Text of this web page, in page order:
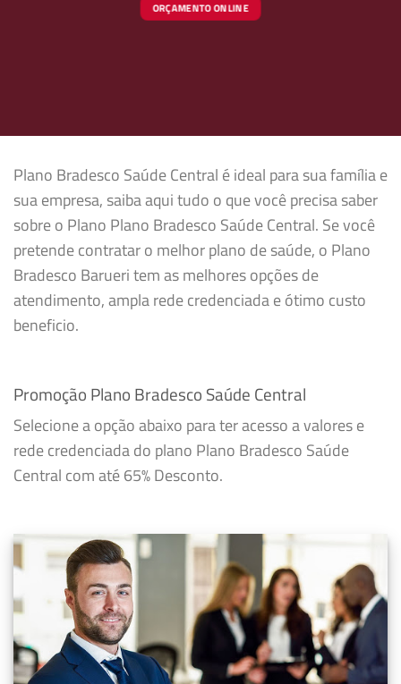
ORÇAMENTO ONLINE
Plano Bradesco Saúde Central é ideal para sua família e
sua empresa, saiba aqui tudo o que você precisa saber
sobre o Plano Plano Bradesco Saúde Central. Se você
pretende contratar o melhor plano de saúde, o Plano
Bradesco Barueri tem as melhores opções de
atendimento, ampla rede credenciada e ótimo custo
beneficio.
Promoção Plano Bradesco Saúde Central
Selecione a opção abaixo para ter acesso a valores e
rede credenciada do plano Plano Bradesco Saúde
Central com até 65% Desconto.